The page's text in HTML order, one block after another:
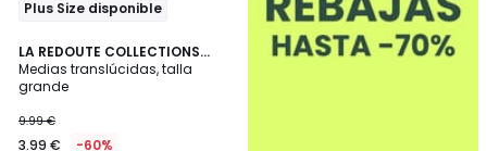
Plus Size disponible
LA REDOUTE COLLECTIONS
PLUS
Medias translúcidas, talla
grande
9.99 €
3.99 € -60%
4
/
5